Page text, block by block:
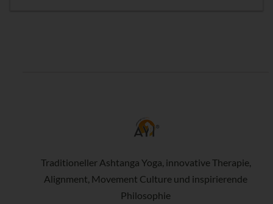
Traditioneller Ashtanga Yoga, innovative Therapie,
Alignment, Movement Culture und inspirierende
Philosophie